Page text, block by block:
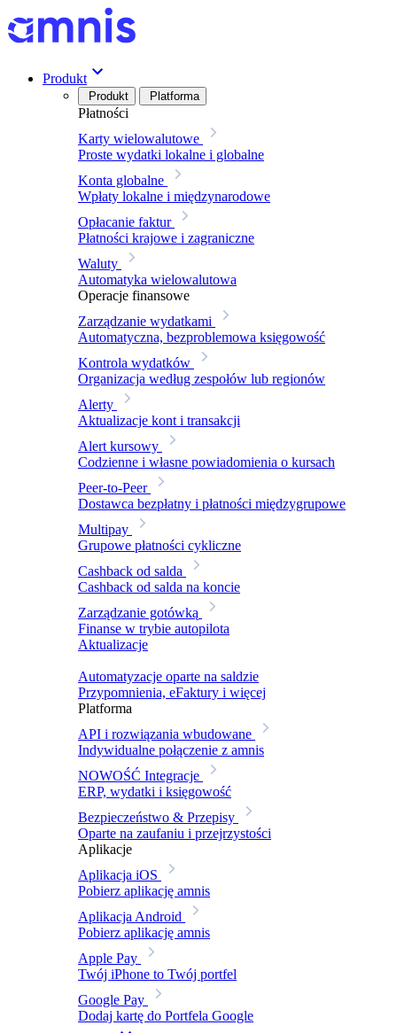
Produkt
Produkt Platforma
Płatności
Karty wielowalutowe
Proste wydatki lokalne i globalne
Konta globalne
Wpłaty lokalne i międzynarodowe
Opłacanie faktur
Płatności krajowe i zagraniczne
Waluty
Automatyka wielowalutowa
Operacje finansowe
Zarządzanie wydatkami
Automatyczna, bezproblemowa księgowość
Kontrola wydatków
Organizacja według zespołów lub regionów
Alerty
Aktualizacje kont i transakcji
Alert kursowy
Codzienne i własne powiadomienia o kursach
Peer-to-Peer
Dostawca bezpłatny i płatności międzygrupowe
Multipay
Grupowe płatności cykliczne
Cashback od salda
Cashback od salda na koncie
Zarządzanie gotówką
Finanse w trybie autopilota
Aktualizacje
Automatyzacje oparte na saldzie
Przypomnienia, eFaktury i więcej
Platforma
API i rozwiązania wbudowane
Indywidualne połączenie z amnis
NOWOŚĆ Integracje
ERP, wydatki i księgowość
Bezpieczeństwo & Przepisy
Oparte na zaufaniu i przejrzystości
Aplikacje
Aplikacja iOS
Pobierz aplikację amnis
Aplikacja Android
Pobierz aplikację amnis
Apple Pay
Twój iPhone to Twój portfel
Google Pay
Dodaj kartę do Portfela Google